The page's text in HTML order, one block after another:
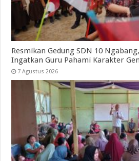
Resmikan Gedung SDN 10
Ingatkan Guru Pahami Karakter
7 Agustus 2026